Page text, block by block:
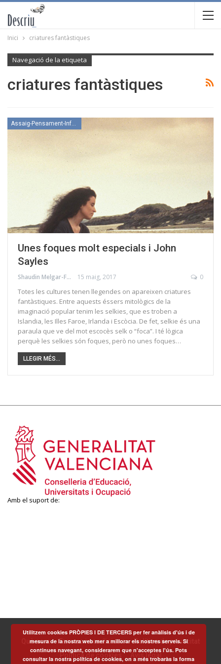
Inici criatures fantàstiques
Navegació de la etiqueta
criatures fantàstiques
Assaig-Pensament-Informació
Unes foques molt especials i John
Sayles
Shaudin Melgar-Foraster 15 maig, 2017 0
Totes les cultures tenen llegendes on apareixen criatures
fantàstiques. Entre aquests éssers mitològics de la
imaginació popular tenim les selkies, que es troben a
Islandia, les Illes Faroe, Irlanda i Escòcia. De fet, selkie és una
paraula que ve del mot escocès selk o “foca”. I té lògica
perquè les selkies són foques, però no unes foques…
LLEGIR MÉS...
Amb el suport de:
Què som Termes i condicions
Política de privacitat
Política de cookies
Avís legal
Utilitzem cookies PRÒPIES I DE TERCERS per fer anàlisis d'ús i de
mesura de la nostra web mer a millorar els nostres serveis. Si
continues navegant, considerarem que n'acceptes l'ús. Pots
consultar la nostra política de cookies, on a més trobaràs la forma